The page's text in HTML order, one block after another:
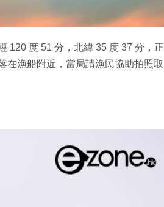
120 度 51 分，北緯 35 度 37 分，正
在漁船附近，當局請漁民協助拍照取